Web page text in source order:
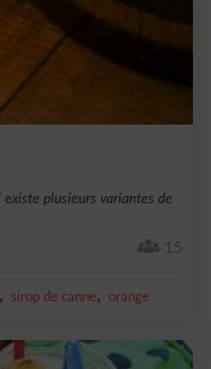
plusieurs variantes de
15
, sirop de canne, orange